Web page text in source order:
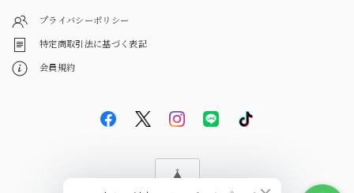
プライバシーポリシー
特定商取引法に基づく表記
会員規約